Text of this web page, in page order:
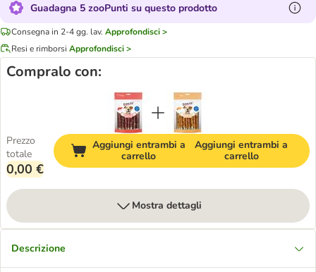
Guadagna 5 zooPunti su questo prodotto
Consegna in 2-4 gg. lav. Approfondisci >
Resi e rimborsi Approfondisci >
Compralo con:
Prezzo
totale
0,00 €
Aggiungi entrambi a
carrello
Aggiungi entrambi a
carrello
Mostra dettagli
Descrizione